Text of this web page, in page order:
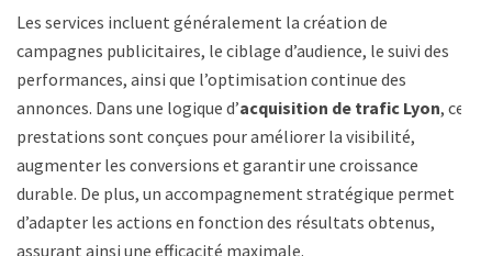
Les services incluent généralement la création de
campagnes publicitaires, le ciblage d’audience, le suivi des
performances, ainsi que l’optimisation continue des
annonces. Dans une logique d’acquisition de trafic Lyon, ces
prestations sont conçues pour améliorer la visibilité,
augmenter les conversions et garantir une croissance
durable. De plus, un accompagnement stratégique permet
d’adapter les actions en fonction des résultats obtenus,
assurant ainsi une efficacité maximale.